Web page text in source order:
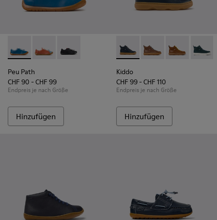
Peu Path - K800707-002 - Blaue Sneaker aus Leder für
Peu Path - K800707-008
Peu Path - K800707-007
Peu Path
CHF 90 - CHF 99
Endpreis je nach Größe
Hinzufügen
Kiddo - K900189-026 -
Kiddo - K900189-028
Kiddo -Kiddo
Kiddo
CHF 99 - CHF 110
Endpreis je nach Größe
Hinzufügen